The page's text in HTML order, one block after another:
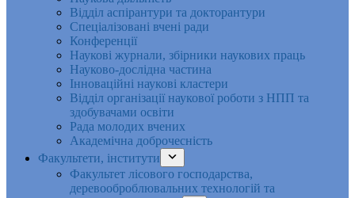
Відділ аспірантури та докторантури
Спеціалізовані вчені ради
Конференції
Наукові журнали, збірники наукових праць
Науково-дослідна частина
Інноваційні наукові кластери
Відділ організації наукової роботи з НПП та
здобувачами освіти
Рада молодих вчених
Академічна доброчесність
Факультети, інститути
Факультет лісового господарства,
деревооброблювальних технологій та